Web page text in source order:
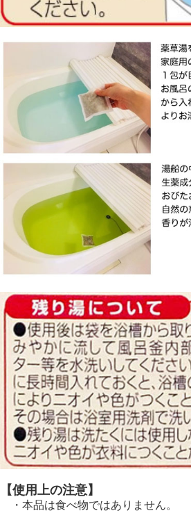
【使用上の注意】
・本品は食べ物ではありません。